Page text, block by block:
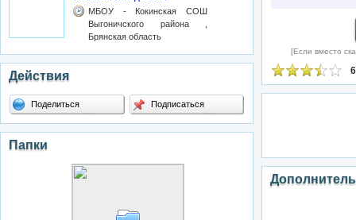
МБОУ - Кокинская СОШ
Выгоничского района ,
Брянская область
Действия
Поделиться Подписаться
Папки
[Если вместо